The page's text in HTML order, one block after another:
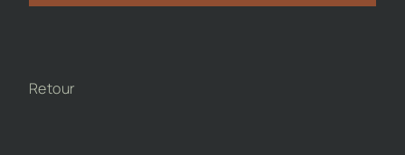
Retour